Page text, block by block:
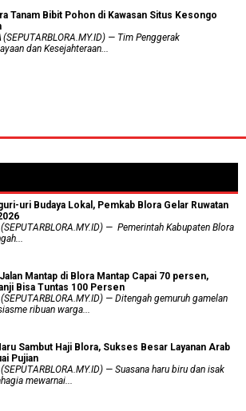
Tanam Bibit Pohon di Kawasan Situs Kesongo
— Tim Penggerak
dan Kesejahteraan...
uri Budaya Lokal, Pemkab Blora Gelar Ruwatan
— Pemerintah Kabupaten Blora
Mantap di Blora Mantap Capai 70 persen,
Bisa Tuntas 100 Persen
— Ditengah gemuruh gamelan
ribuan warga...
Sambut Haji Blora, Sukses Besar Layanan Arab
Pujian
— Suasana haru biru dan isak
mewarnai...